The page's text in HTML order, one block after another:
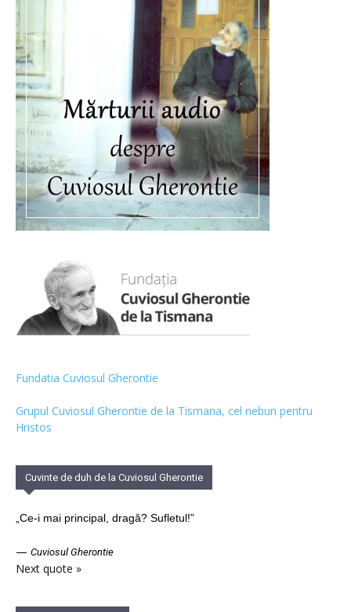
Fundatia Cuviosul Gherontie
Grupul Cuviosul Gherontie de la Tismana, cel nebun pentru
Hristos
Cuvinte de duh de la Cuviosul Gherontie
„Ce-i mai principal, dragă? Sufletul!”
— Cuviosul Gherontie
Next quote »